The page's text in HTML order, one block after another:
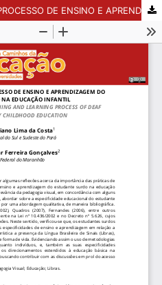
A PEDAGOGIA VISUAL NO PROCESSO DE ENSINO E APRENDIZAGEM DO ESTUDANTE SURDO NA EDUCAÇÃO INFANTIL